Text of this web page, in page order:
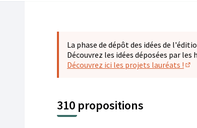
La phase de dépôt des idées de
Découvrez les idées déposées par
Découvrez ici les projets lauréats !
310 propositions